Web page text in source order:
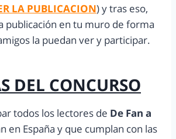
LA PUBLICACION) y tras eso,
publicación en tu muro de forma
la puedan ver y participar.
DEL CONCURSO
todos los lectores de De Fan a
en España y que cumplan con las